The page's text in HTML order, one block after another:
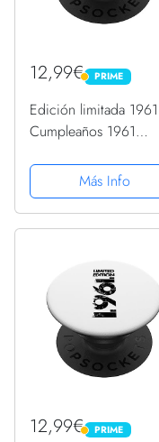
12,99€ PRIME
PRIME
Edición limitada 1961
Cumpleaños 1961
PopSockets PopGrip
Intercambiable
Más Info
12,99€ PRIME
PRIME